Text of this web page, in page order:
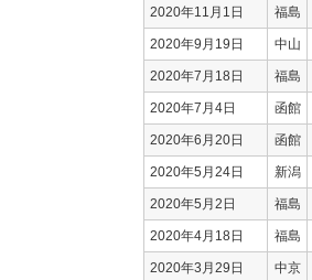
2020年11月1日 福島
2020年9月19日 中山
2020年7月18日 福島
2020年7月4日 函館
2020年6月20日 函館
2020年5月24日 新潟
2020年5月2日 福島
2020年4月18日 福島
2020年3月29日 中京